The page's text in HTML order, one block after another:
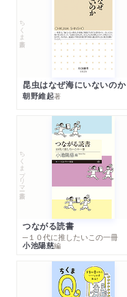
ちくま新書
昆虫はなぜ海にいないのか
朝野維起著
ちくまプリマー新書
つながる読書
─１０代に推したいこの一冊
小池陽慈編